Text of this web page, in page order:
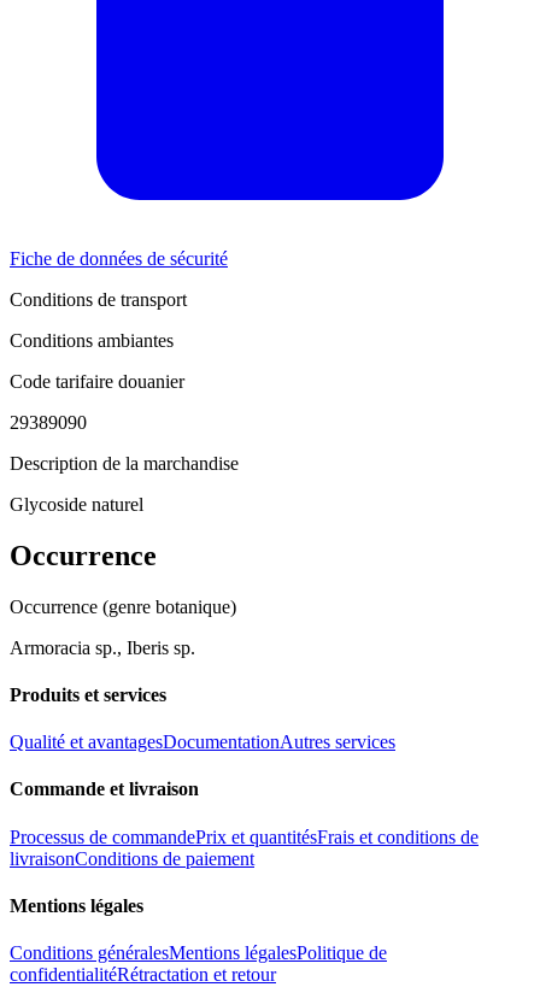
Fiche de données de sécurité
Conditions de transport
Conditions ambiantes
Code tarifaire douanier
29389090
Description de la marchandise
Glycoside naturel
Occurrence
Occurrence (genre botanique)
Armoracia sp., Iberis sp.
Produits et services
Qualité et avantagesDocumentationAutres services
Commande et livraison
Processus de commandePrix et quantitésFrais et conditions de
livraisonConditions de paiement
Mentions légales
Conditions généralesMentions légalesPolitique de
confidentialitéRétractation et retour